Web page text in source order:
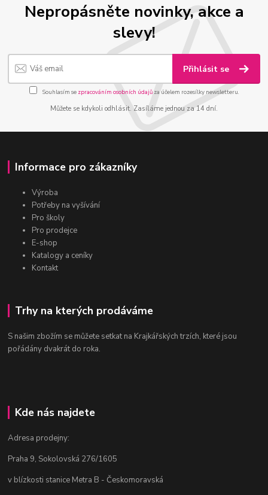
Nepropásněte novinky, akce a
slevy!
Přihlásit se
Souhlasím se zpracováním osobních údajůza účelem rozesílky newsletteru.
Můžete se kdykoli odhlásit. Zasíláme jednou za 14 dní.
Informace pro zákazníky
Výroba
Potřeby na vyšívání
Pro školy
Pro prodejce
E-shop
Katalogy a ceníky
Kontakt
Trhy na kterých prodáváme
S našim zbožím se můžete setkat na Krajkářských trzích, které jsou
pořádány dvakrát do roka.
Kde nás najdete
Adresa prodejny:
Praha 9, Sokolovská 276/1605
v blízkosti stanice Metra B - Českomoravská